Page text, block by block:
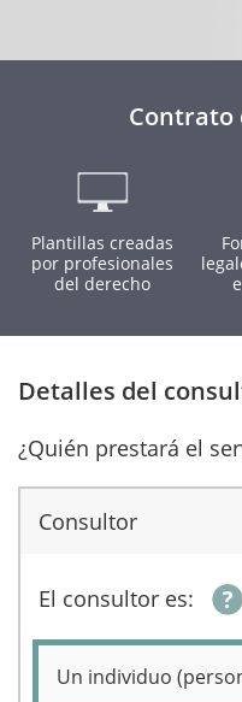
Contrato
Plantillas creadas
por profesionales
del derecho
Detalles del
¿Quién prestará el
Consultor
El consultor es:
Un individuo